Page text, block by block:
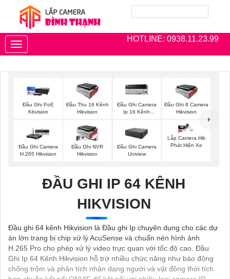
HOTLINE: 0938.11.23.99
Toggle
navigation
Đầu Ghi PoE
Kbvision
Đầu Thu 16 Kênh
Hikvision
Đầu Ghi Camera
Ip 16 Kênh
Đầu Ghi 8 Camera
Hikvision
Đầu Ghi Camera
H.265 Hikvision
Đầu Ghi NVR
Hikvision
Đầu Ghi Camera
Uniview
Lắp Camera Hik
Phát Hiện Xe
ĐẦU GHI IP 64 KÊNH
HIKVISION
Đầu ghi 64 kênh Hikvision là Đầu ghi Ip chuyên dụng cho các dự
án lớn trang bị chip xử lý AcuSense và chuẩn nén hình ảnh
H.265 Pro cho phép xử lý video trực quan với tốc độ cao. Đầu
Ghi Ip 64 Kênh Hikvision hỗ trợ nhiều chức năng như báo động
chống trộm và phân tích nhận dạng người và vật đồng thời tích